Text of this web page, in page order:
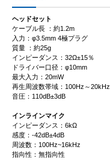
ヘッドセット
ケーブル長 ：約1.2m
入力：φ3.5mm 4極プラグ
質量 ：約25g
インピーダンス：32Ω±15％
ドライバー口径：φ10mm
最大入力：20mW
再生周波数帯域：100Hz～20kHz
音圧：110dB±3dB
インラインマイク
インピーダンス：6kΩ
感度：-42dB±4dB
周波数：100Hz~16kHz
指向性：無指向性